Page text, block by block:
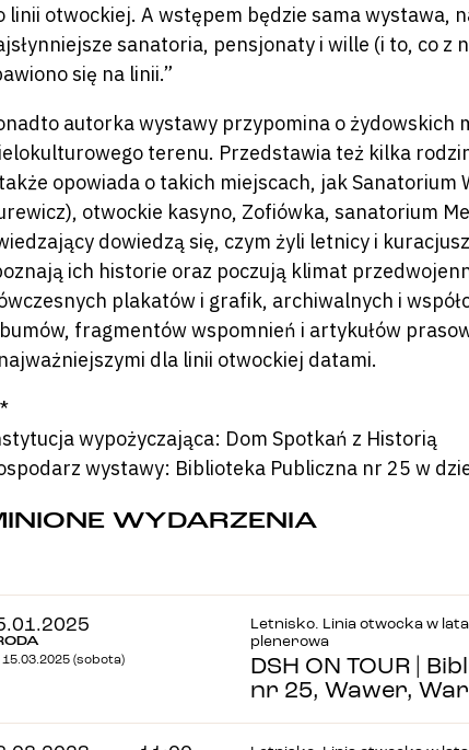
linii otwockiej. A wstępem będzie sama
sanatoria, pensjonaty i wille (i to, co z
się na linii.”
autorka wystawy przypomina o żydowskich
terenu. Przedstawia też kilka
opowiada o takich miejscach, jak
otwockie kasyno, Zofiówka, sanatorium
dowiedzą się, czym żyli letnicy i
ich historie oraz poczują klimat
plakatów i grafik, archiwalnych i
fragmentów wspomnień i artykułów
dla linii otwockiej datami.
wypożyczająca: Dom Spotkań z Historią
wystawy: Biblioteka Publiczna nr 25 w
WYDARZENIA
(sobota)
Letnisko. Linia otwocka w
plenerowa
DSH ON TOUR |
nr 25, Wawer,